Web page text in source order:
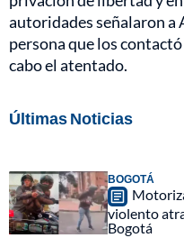
autoridades señalaron a
persona que los
cabo el atentado.
Últimas Noticias
BOGOTÁ
violento
Bogotá